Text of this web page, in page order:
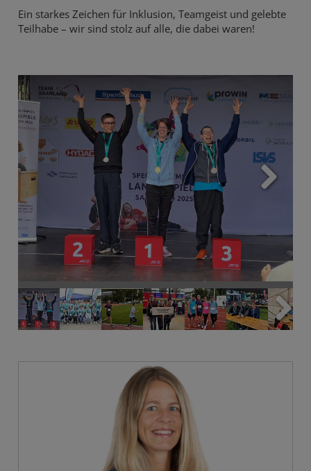
Ein starkes Zeichen für Inklusion, Teamgeist und gelebte
Teilhabe – wir sind stolz auf alle, die dabei waren!